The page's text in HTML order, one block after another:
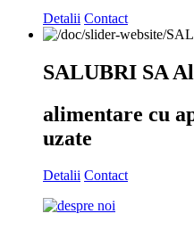
Detalii Contact
SALUBRI SA
alimentare cu
uzate
Detalii Contact